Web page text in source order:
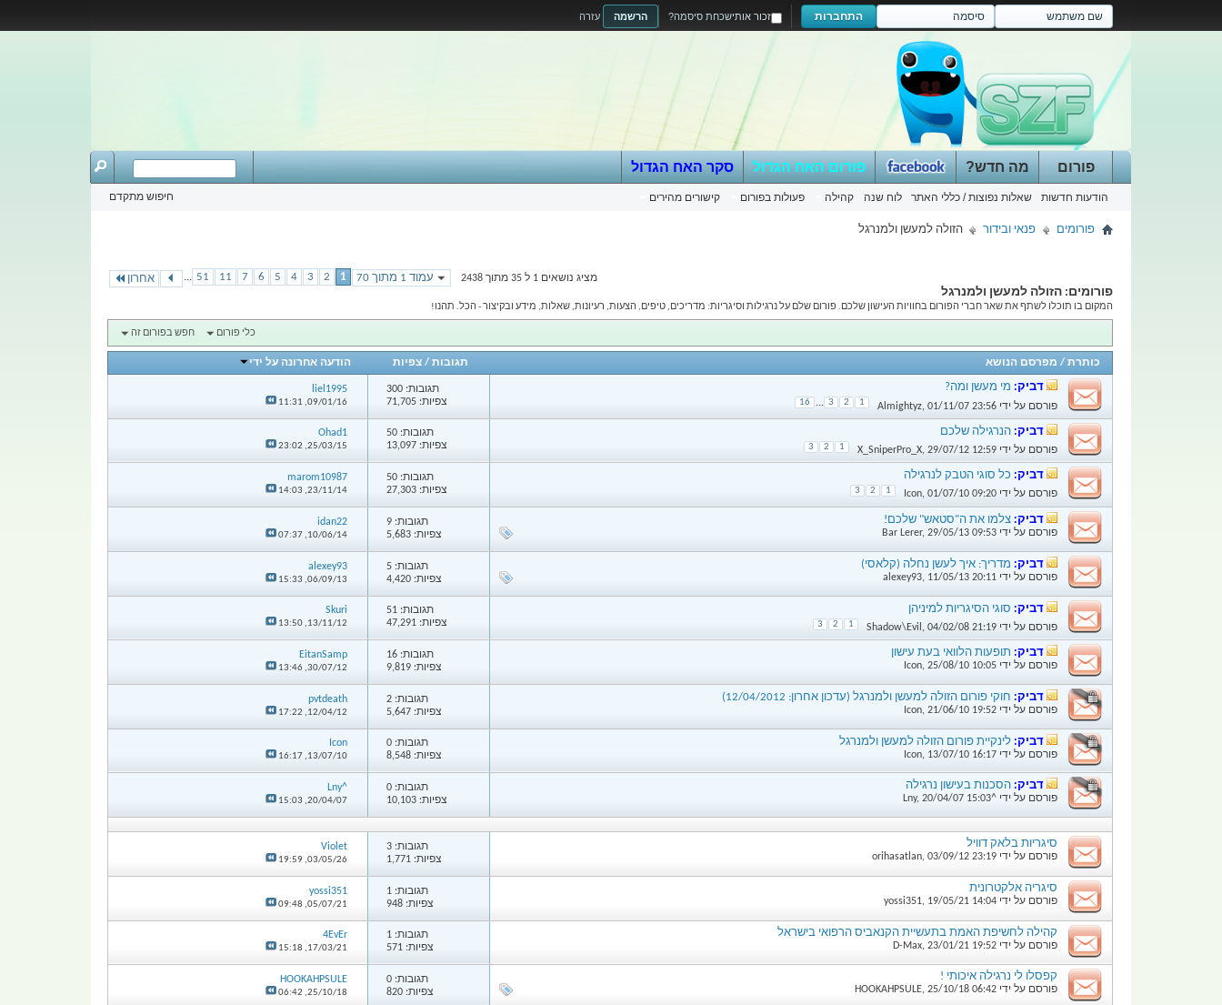
הרשמה עזרה התחברות זכור אותישכחת סיסמה?
פורום
הודעות חדשות שאלות נפוצות / כללי האתר לוח שנה קהילה פעולות בפורום קישורים מהירים
מה חדש? פורום האח הגדול סקר האח הגדול
חיפוש מתקדם
פורומים פנאי ובידור הזולה למעשן ולמנרגל
עמוד 1 מתוך 70 1
2
3
4
5
6
7
11
51
... אחרון מציג נושאים 1 ל 35 מתוך 2438
פורומים: הזולה למעשן ולמנרגל
המקום בו תוכלו לשתף את שאר חברי הפורום בחוויות העישון שלכם. פורום שלם על נרגילות וסיגריות: מדריכים, טיפים, הצעות, רעיונות, שאלות, מידע ובקיצור - הכל. תהנו!
כלי פורום חפש בפורום זה
כותרת / מפרסם הנושא תגובות /צפיות הודעה אחרונה על ידי
דביק: מי מעשן ומה?
פורסם על ידי Almightyz, 01/11/07 23:56
1
2
3
...
16
תגובות: 300
צפיות: 71,705
liel1995
09/01/16,
11:31
דביק: הנרגילה שלכם
פורסם על ידי X_SniperPro_X, 29/07/12 12:59
1
2
3
תגובות: 50
צפיות: 13,097
Ohad1
25/03/15,
23:02
דביק: כל סוגי הטבק לנרגילה
פורסם על ידי Icon, 01/07/10 09:20
1
2
3
תגובות: 50
צפיות: 27,303
marom10987
23/11/14,
14:03
דביק: צלמו את ה"סטאש" שלכם!
פורסם על ידי Bar Lerer, 29/05/13 09:53
תגובות: 9
צפיות: 5,683
idan22
10/06/14,
07:37
דביק: מדריך: איך לעשן נחלה (קלאסי)
פורסם על ידי alexey93, 11/05/13 20:11
תגובות: 5
צפיות: 4,420
alexey93
06/09/13,
15:33
דביק: סוגי הסיגריות למיניהן
פורסם על ידי Shadow\Evil , 04/02/08 21:19
1
2
3
תגובות: 51
צפיות: 47,291
Skuri
13/11/12,
13:50
דביק: תופעות הלוואי בעת עישון
פורסם על ידי Icon, 25/08/10 10:05
תגובות: 16
צפיות: 9,819
EitanSamp
30/07/12,
13:46
דביק: חוקי פורום הזולה למעשן ולמנרגל (עדכון אחרון: 12/04/2012)
פורסם על ידי Icon, 21/06/10 19:52
תגובות: 2
צפיות: 5,647
pvtdeath
12/04/12,
17:22
דביק: לינקיית פורום הזולה למעשן ולמנרגל
פורסם על ידי Icon, 13/07/10 16:17
תגובות: 0
צפיות: 8,548
Icon
13/07/10,
16:17
דביק: הסכנות בעישון נרגילה
פורסם על ידי ^Lny
, 20/04/07 15:03
תגובות: 0
צפיות: 10,103
^Lny
20/04/07,
15:03
סיגריות בלאק דוויל
פורסם על ידי orihasatlan, 03/09/12 23:19
תגובות: 3
צפיות: 1,771
Violet
03/05/26,
19:59
סיגריה אלקטרונית
פורסם על ידי yossi351, 19/05/21 14:04
תגובות: 1
צפיות: 948
yossi351
05/07/21,
09:48
קהילה לחשיפת האמת בתעשיית הקנאביס הרפואי בישראל
פורסם על ידי D-Max, 23/01/21 19:52
תגובות: 1
צפיות: 571
4EvEr
17/03/21,
15:18
קפסלו לי נרגילה איכותי !
פורסם על ידי HOOKAHPSULE, 25/10/18 06:42
תגובות: 0
צפיות: 820
HOOKAHPSULE
25/10/18,
06:42